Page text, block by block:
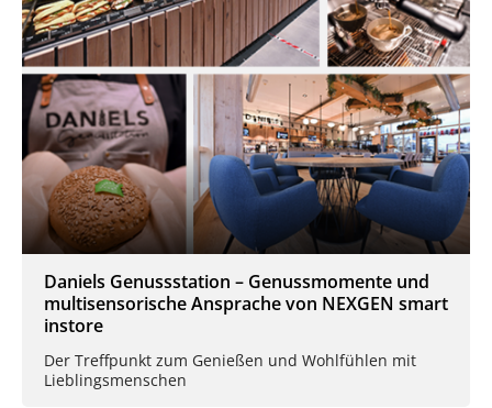
Daniels Genussstation – Genussmomente und
multisensorische Ansprache von NEXGEN smart
instore
Der Treffpunkt zum Genießen und Wohlfühlen mit
Lieblingsmenschen